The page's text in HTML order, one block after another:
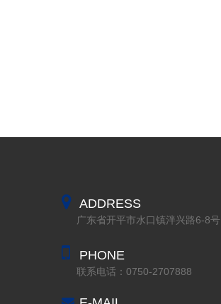
ADDRESS
广东省开平市水口镇泮兴路6-8号
PHONE
联系电话：0750-2707888